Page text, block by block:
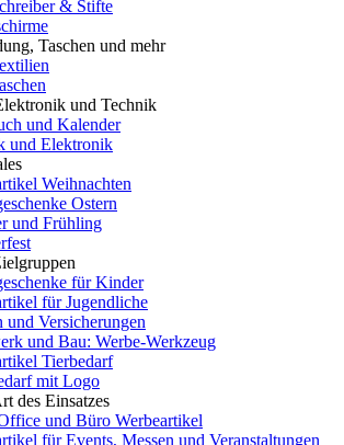
& Stifte
Taschen und mehr
und Technik
und Kalender
und Elektronik
Weihnachten
Ostern
und Frühling
für Kinder
für Jugendliche
und Versicherungen
und Bau: Werbe-Werkzeug
Tierbedarf
mit Logo
des Einsatzes
und Büro Werbeartikel
für Events, Messen und Veranstaltungen